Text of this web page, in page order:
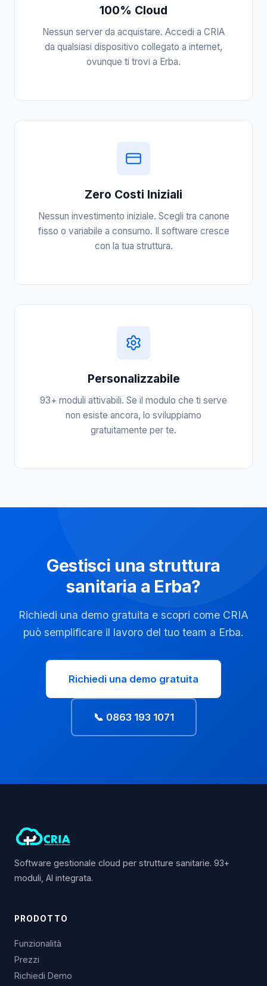
100% Cloud
Nessun server da acquistare. Accedi a CRIA
da qualsiasi dispositivo collegato a internet,
ovunque ti trovi a Erba.
Zero Costi Iniziali
Nessun investimento iniziale. Scegli tra canone
fisso o variabile a consumo. Il software cresce
con la tua struttura.
Personalizzabile
93+ moduli attivabili. Se il modulo che ti serve
non esiste ancora, lo sviluppiamo
gratuitamente per te.
Gestisci una struttura
sanitaria a Erba?
Richiedi una demo gratuita e scopri come CRIA
può semplificare il lavoro del tuo team a Erba.
Richiedi una demo gratuita
📞 0863 193 1071
Software gestionale cloud per strutture sanitarie. 93+
moduli, AI integrata.
PRODOTTO
Funzionalità
Prezzi
Richiedi Demo